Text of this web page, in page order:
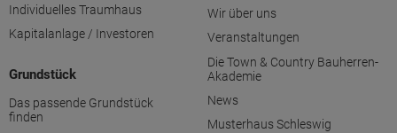
Individuelles Traumhaus
Kapitalanlage / Investoren
Grundstück
Das passende Grundstück
finden
Wir über uns
Veranstaltungen
Die Town & Country Bauherren-
Akademie
News
Musterhaus Schleswig